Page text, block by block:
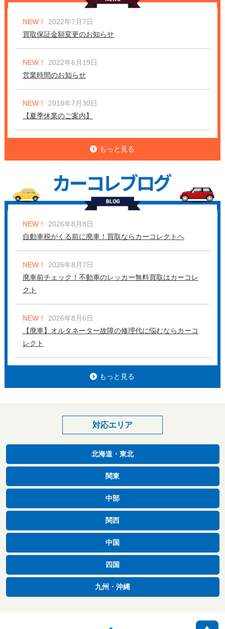
NEW！
2022年7月7日
買取保証金額変更のお知らせ
NEW！
2022年6月19日
営業時間のお知らせ
NEW！
2018年7月30日
【夏季休業のご案内】
もっと見る
NEW！
2026年8月8日
自動車税がくる前に廃車！買取ならカーコレクトへ
NEW！
2026年8月7日
廃車前チェック！不動車のレッカー無料買取はカーコレ
クト
NEW！
2026年8月6日
【廃車】オルタネーター故障の修理代に悩むならカーコ
レクト
もっと見る
対応エリア
北海道・東北
関東
中部
関西
中国
四国
九州・沖縄